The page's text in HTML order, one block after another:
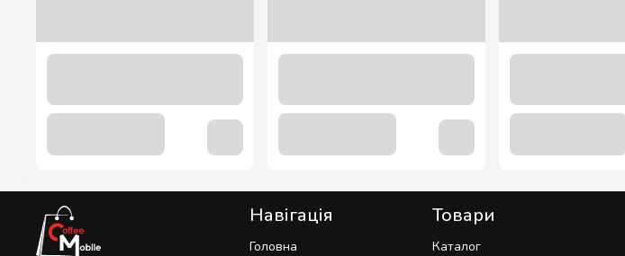
18.50 грн
Навігація
Головна
Товари
Каталог